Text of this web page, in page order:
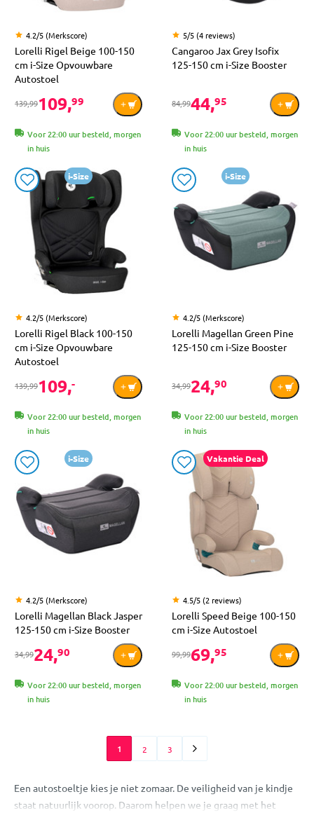
4.2/5 (Merkscore)
Lorelli Rigel Beige 100-150
cm i-Size Opvouwbare
Autostoel
139,99109,99
Voor 22:00 uur besteld, morgen
in huis
5/5 (4 reviews)
Cangaroo Jax Grey Isofix
125-150 cm i-Size Booster
84,9944,95
Voor 22:00 uur besteld, morgen
in huis
i-Size
4.2/5 (Merkscore)
Lorelli Rigel Black 100-150
cm i-Size Opvouwbare
Autostoel
139,99109,-
Voor 22:00 uur besteld, morgen
in huis
i-Size
4.2/5 (Merkscore)
Lorelli Magellan Green Pine
125-150 cm i-Size Booster
34,9924,90
Voor 22:00 uur besteld, morgen
in huis
i-Size
4.2/5 (Merkscore)
Lorelli Magellan Black Jasper
125-150 cm i-Size Booster
34,9924,90
Voor 22:00 uur besteld, morgen
in huis
Vakantie Deal
4.5/5 (2 reviews)
Lorelli Speed Beige 100-150
cm i-Size Autostoel
99,9969,95
Voor 22:00 uur besteld, morgen
in huis
1 2 3
Een autostoeltje kies je niet zomaar. De veiligheid van je kindje
staat natuurlijk voorop. Daarom helpen we je graag met het